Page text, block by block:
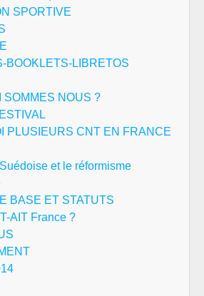
SPORTIVE
BOOKLETS-LIBRETOS
SOMMES NOUS ?
PLUSIEURS CNT EN FRANCE
et le réformisme
BASE ET STATUTS
AIT France ?